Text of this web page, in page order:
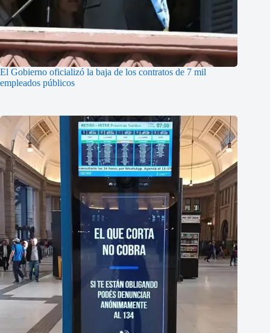
El Gobierno oficializó la baja de los contratos de 7 mil
empleados públicos